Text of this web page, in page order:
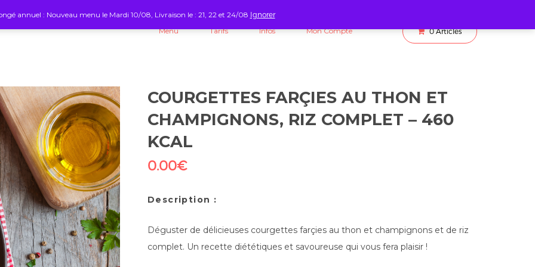
Menu Tarifs Infos Mon Compte 0 Articles
COURGETTES FARÇIES AU THON ET
CHAMPIGNONS, RIZ COMPLET – 460
KCAL
0.00€
Description :
Déguster de délicieuses courgettes farçies au thon et champignons et de riz
complet. Un recette diététiques et savoureuse qui vous fera plaisir !
annuel : Nouveau menu le Mardi 10/08, Livraison le : 21, 22 et 24/08 Ignorer